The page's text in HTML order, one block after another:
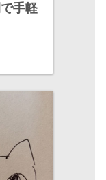
手軽